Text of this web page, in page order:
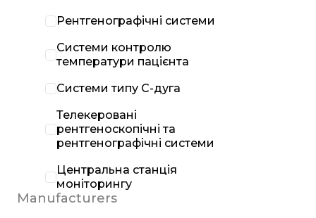
Рентгенографічні системи
Системи контролю
температури пацієнта
Системи типу С-дуга
Телекеровані
рентгеноскопічні та
рентгенографічні системи
Центральна станція
моніторингу
Manufacturers